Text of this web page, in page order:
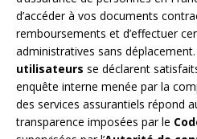
d’accéder à vos documents
remboursements et d’effectuer
administratives sans
utilisateurs se déclarent
enquête interne menée par la
des services assurantiels répond
transparence imposées par le